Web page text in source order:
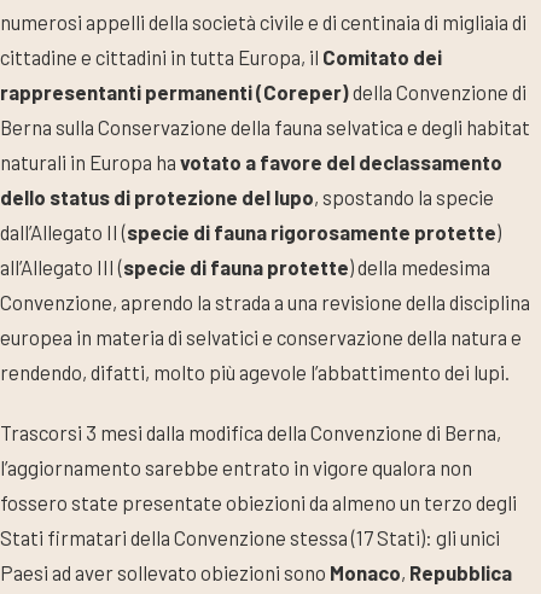
numerosi appelli della società civile e di centinaia di migliaia di
cittadine e cittadini in tutta Europa, il Comitato dei
rappresentanti permanenti (Coreper)della Convenzione di
Berna sulla Conservazione della fauna selvatica e degli habitat
naturali in Europa ha votato a favore del declassamento
dello status di protezione del lupo, spostando la specie
dall’Allegato II (specie di fauna rigorosamente protette)
all’Allegato III (specie di fauna protette) della medesima
Convenzione, aprendo la strada a una revisione della disciplina
europea in materia di selvatici e conservazione della natura e
rendendo, difatti, molto più agevole l’abbattimento dei lupi.
Trascorsi 3 mesi dalla modifica della Convenzione di Berna,
l’aggiornamento sarebbe entrato in vigore qualora non
fossero state presentate obiezioni da almeno un terzo degli
Stati firmatari della Convenzione stessa (17 Stati): gli unici
Paesi ad aver sollevato obiezioni sono Monaco, Repubblica